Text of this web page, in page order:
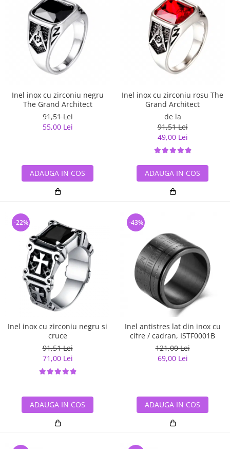
Inel inox cu zirconiu negru
The Grand Architect
91,51 Lei
55,00 Lei
ADAUGA IN COS
Inel inox cu zirconiu rosu The
Grand Architect
de la
91,51 Lei
49,00 Lei
ADAUGA IN COS
Inel inox cu zirconiu negru si
cruce
91,51 Lei
71,00 Lei
-22%
ADAUGA IN COS
Inel antistres lat din inox cu
cifre / cadran, ISTF0001B
121,00 Lei
69,00 Lei
-43%
ADAUGA IN COS